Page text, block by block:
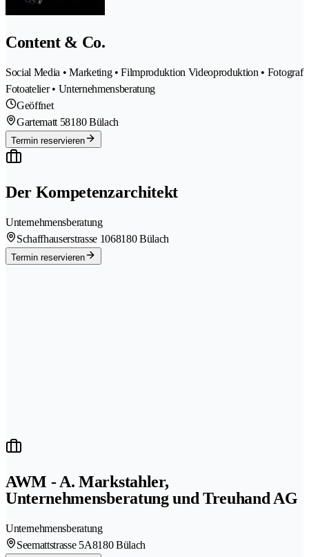
Content & Co.
Social Media • Marketing • Filmproduktion Videoproduktion • Fotograf
Fotoatelier • Unternehmensberatung
Geöffnet
Gartematt 58180 Bülach
Termin reservieren
Der Kompetenzarchitekt
Unternehmensberatung
Schaffhauserstrasse 1068180 Bülach
Termin reservieren
AWM - A. Markstahler,
Unternehmensberatung und Treuhand AG
Unternehmensberatung
Seemattstrasse 5A8180 Bülach